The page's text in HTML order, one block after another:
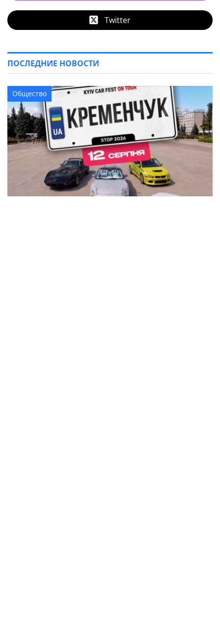
Twitter
ПОСЛЕДНИЕ НОВОСТИ
Общество